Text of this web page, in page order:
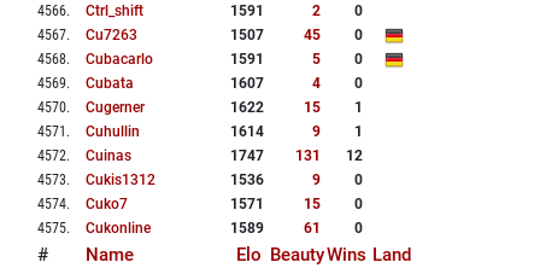
4566. Ctrl_shift 1591 2
0
4567. Cu7263 1507 45
0
4568. Cubacarlo 1591 5
0
4569. Cubata 1607 4
0
4570. Cugerner 1622 15
1
4571 . Cuhullin 1614 9
1
4572. Cuinas 1747 131
12
4573. Cukis1312 1536 9
0
4574. Cuko7 1571 15
0
4575. Cukonline 1589 61 0
# Name Elo BeautyWins Land